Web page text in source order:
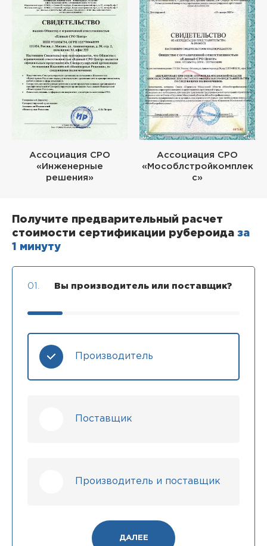
Ассоциация СРО
«Инженерные
решения»
Ассоциация СРО
«Мособлстройкомплек
с»
Получите предварительный расчет
стоимости сертификации рубероида за
1 минуту
01. Вы производитель или поставщик?
Производитель
Поставщик
Производитель и поставщик
ДАЛЕЕ